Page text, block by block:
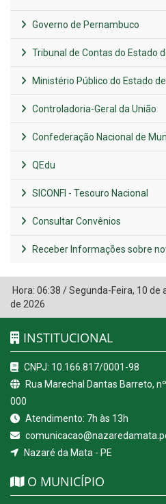
Governo de Pernambuco
Tribunal de Contas do Estado
Ministério Público do Estado
Controladoria-Geral da União
Confederação Nacional de
QEdu
SICONFI - Tesouro Nacional
Consultar Convênios
Receber Informações sobre
Hora: 06:38 /Segunda-Feira, 10 de
de 2026
INSTITUCIONAL
CNPJ: 10.166.817/0001-98
Rua Marechal Dantas Barreto,
000
Atendimento: 7h às 13h
Nazaré da Mata - PE
O MUNICÍPIO